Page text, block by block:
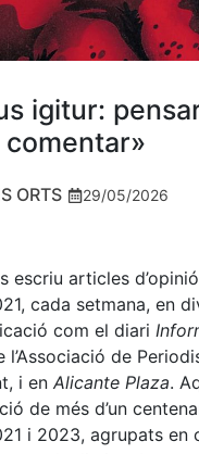
igitur:
ORTS 29/05/2026
escriu articles
cada setmana, en
com el diari
l’Associació de
i en Alicante Plaza.
de més d’un
i 2023, agrupats en